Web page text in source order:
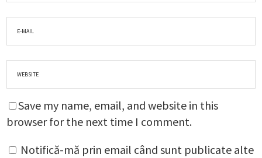
Save my name, email, and website in this
browser for the next time I comment.
Notifică-mă prin email când sunt publicate alte